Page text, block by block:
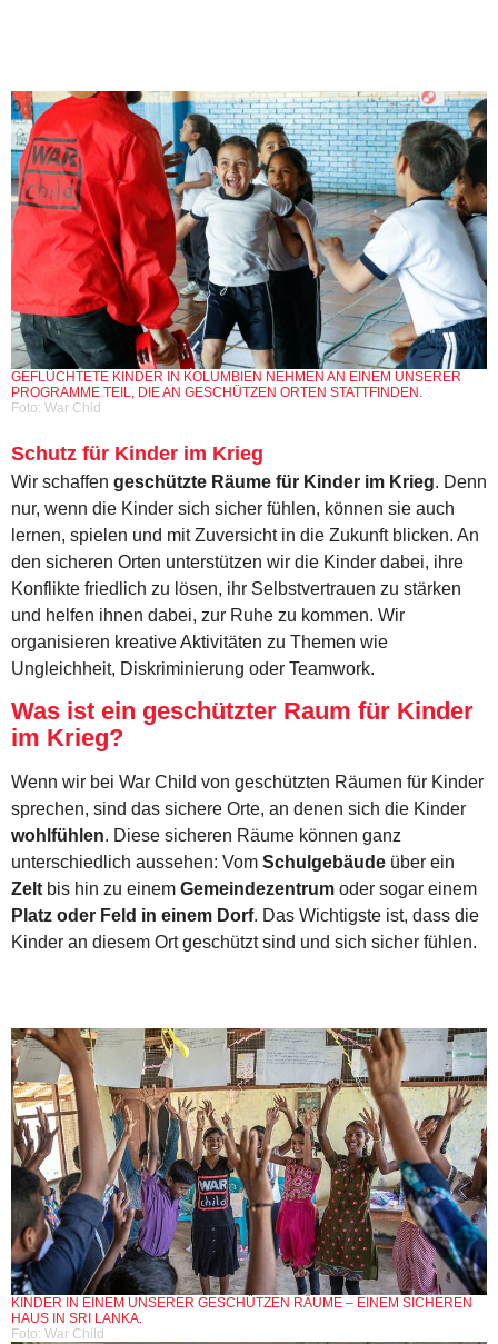
GEFLÜCHTETE KINDER IN KOLUMBIEN NEHMEN AN EINEM UNSERER
PROGRAMME TEIL, DIE AN GESCHÜTZEN ORTEN STATTFINDEN.
Foto: War Chid
Schutz für Kinder im Krieg
Wir schaffen geschützte Räume für Kinder im Krieg. Denn
nur, wenn die Kinder sich sicher fühlen, können sie auch
lernen, spielen und mit Zuversicht in die Zukunft blicken. An
den sicheren Orten unterstützen wir die Kinder dabei, ihre
Konflikte friedlich zu lösen, ihr Selbstvertrauen zu stärken
und helfen ihnen dabei, zur Ruhe zu kommen. Wir
organisieren kreative Aktivitäten zu Themen wie
Ungleichheit, Diskriminierung oder Teamwork.
Was ist ein geschützter Raum für Kinder
im Krieg?
Wenn wir bei War Child von geschützten Räumen für Kinder
sprechen, sind das sichere Orte, an denen sich die Kinder
wohlfühlen. Diese sicheren Räume können ganz
unterschiedlich aussehen: Vom Schulgebäude über ein
Zelt bis hin zu einem Gemeindezentrum oder sogar einem
Platz oder Feld in einem Dorf. Das Wichtigste ist, dass die
Kinder an diesem Ort geschützt sind und sich sicher fühlen.
KINDER IN EINEM UNSERER GESCHÜTZEN RÄUME – EINEM SICHEREN
HAUS IN SRI LANKA.
Foto: War Child